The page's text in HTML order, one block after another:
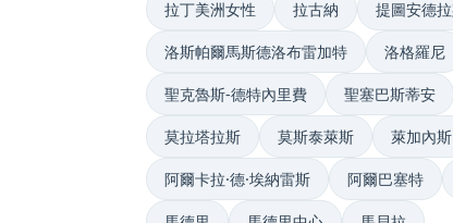
拉丁美洲女性 拉古納 提圖安德
洛斯帕爾馬斯德洛布雷加特 洛格羅尼
聖克魯斯-德特內里費 聖塞巴斯蒂安
莫拉塔拉斯 莫斯泰萊斯 萊加內斯
阿爾卡拉·德·埃納雷斯 阿爾巴塞特